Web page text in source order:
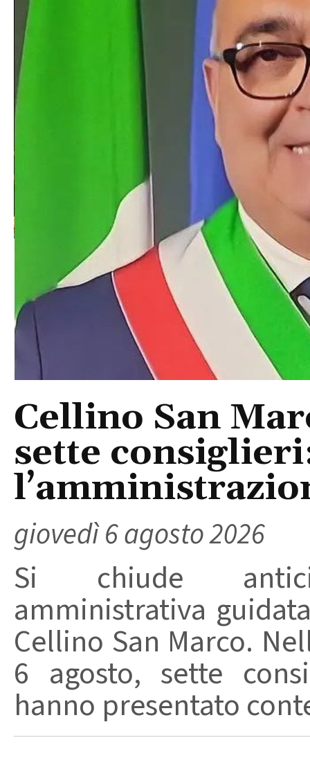
Cellino San
sette
giovedì 6 agosto 2026
Si chiude
amministrativa
Cellino San Marco.
6 agosto, sette
hanno presentato